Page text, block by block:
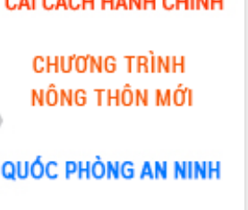
bảo
tỉnh
bộ